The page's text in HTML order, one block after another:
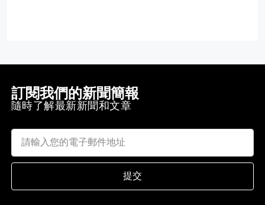
訂閱我們的新聞簡報
隨時了解最新新聞和文章
提交